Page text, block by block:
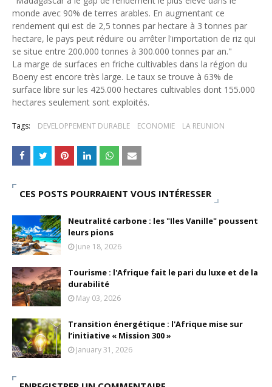
monde avec 90% de terres arables. En augmentant ce
rendement qui est de 2,5 tonnes par hectare à 3 tonnes par
hectare, le pays peut réduire ou arrêter l'importation de riz qui
se situe entre 200.000 tonnes à 300.000 tonnes par an."
La marge de surfaces en friche cultivables dans la région du
Boeny est encore très large. Le taux se trouve à 63% de
surface libre sur les 425.000 hectares cultivables dont 155.000
hectares seulement sont exploités.
Tags: DEVELOPPEMENT DURABLE ECONOMIE LA REUNION
CES POSTS POURRAIENT VOUS INTÉRESSER
Neutralité carbone : les "Iles Vanille" poussent
leurs pions
June 18, 2026
Tourisme : l'Afrique fait le pari du luxe et de la
durabilité
May 03, 2026
Transition énergétique : l'Afrique mise sur
l’initiative « Mission 300 »
January 31, 2026